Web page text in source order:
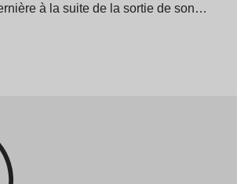
à la suite de la sortie de son…